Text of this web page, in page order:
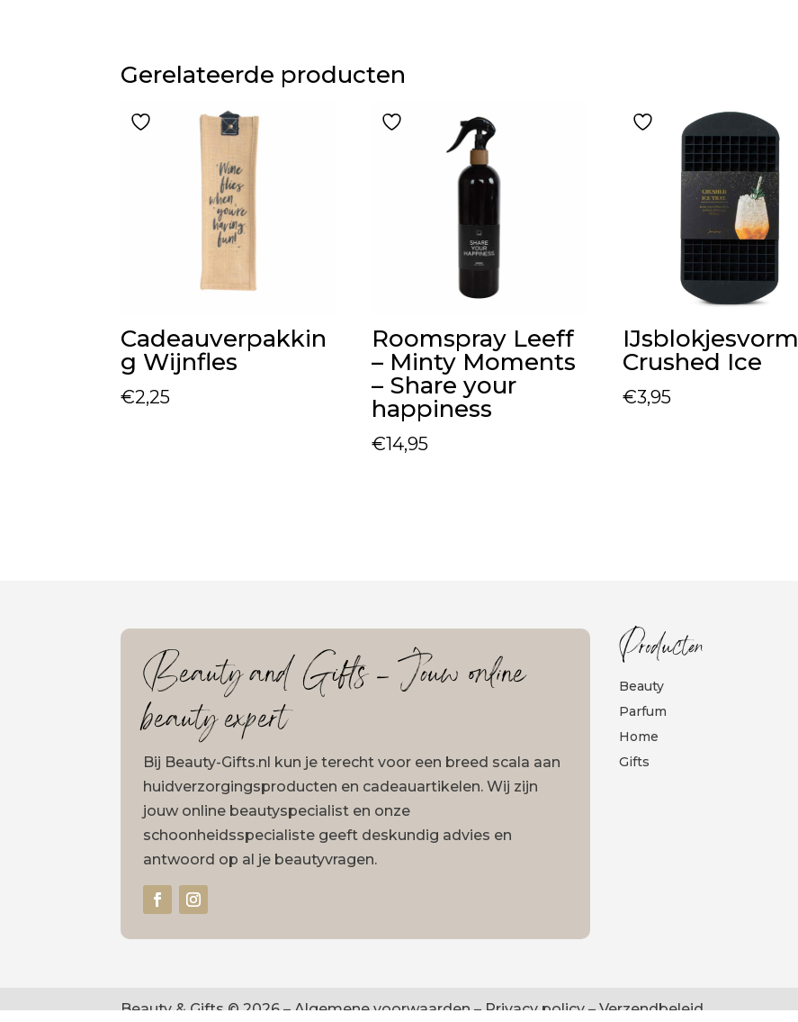
Gerelateerde producten
Cadeauverpakkin
g Wijnfles
€2,25
Roomspray Leeff
– Minty Moments
– Share your
happiness
€14,95
IJsblokjesvorm
Crushed Ice
€3,95
Beauty and Gifts – Jouw online
beauty expert
Bij Beauty-Gifts.nl kun je terecht voor een breed scala aan
huidverzorgingsproducten en cadeauartikelen. Wij zijn
jouw online beautyspecialist en onze
schoonheidsspecialiste geeft deskundig advies en
antwoord op al je beautyvragen.
Producten
Beauty
Parfum
Home
Gifts
Beauty & Gifts © 2026 –Algemene voorwaarden–Privacy policy–Verzendbeleid